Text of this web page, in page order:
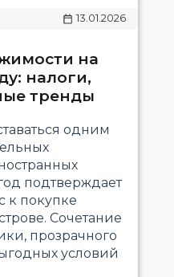
13.01.2026
на
налоги,
тренды
одним
подтверждает
к покупке
Сочетание
прозрачного
условий